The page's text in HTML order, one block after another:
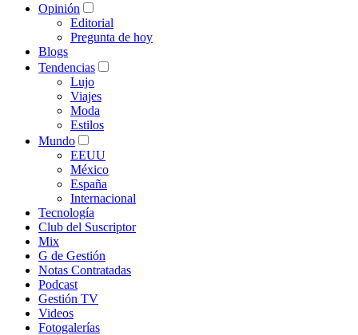
Opinión
Editorial
Pregunta de hoy
Blogs
Tendencias
Lujo
Viajes
Moda
Estilos
Mundo
EEUU
México
España
Internacional
Tecnología
Club del Suscriptor
Mix
G de Gestión
Notas Contratadas
Podcast
Gestión TV
Videos
Fotogalerías